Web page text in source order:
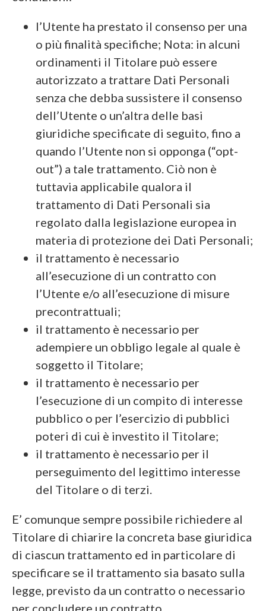
l’Utente ha prestato il consenso per una
o più finalità specifiche; Nota: in alcuni
ordinamenti il Titolare può essere
autorizzato a trattare Dati Personali
senza che debba sussistere il consenso
dell’Utente o un’altra delle basi
giuridiche specificate di seguito, fino a
quando l’Utente non si opponga (“opt-
out”) a tale trattamento. Ciò non è
tuttavia applicabile qualora il
trattamento di Dati Personali sia
regolato dalla legislazione europea in
materia di protezione dei Dati Personali;
il trattamento è necessario
all’esecuzione di un contratto con
l’Utente e/o all’esecuzione di misure
precontrattuali;
il trattamento è necessario per
adempiere un obbligo legale al quale è
soggetto il Titolare;
il trattamento è necessario per
l’esecuzione di un compito di interesse
pubblico o per l’esercizio di pubblici
poteri di cui è investito il Titolare;
il trattamento è necessario per il
perseguimento del legittimo interesse
del Titolare o di terzi.
E’ comunque sempre possibile richiedere al
Titolare di chiarire la concreta base giuridica
di ciascun trattamento ed in particolare di
specificare se il trattamento sia basato sulla
legge, previsto da un contratto o necessario
per concludere un contratto.